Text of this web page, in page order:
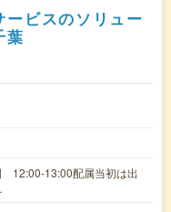
ビスのソリュー
葉
13:00配属当初は出